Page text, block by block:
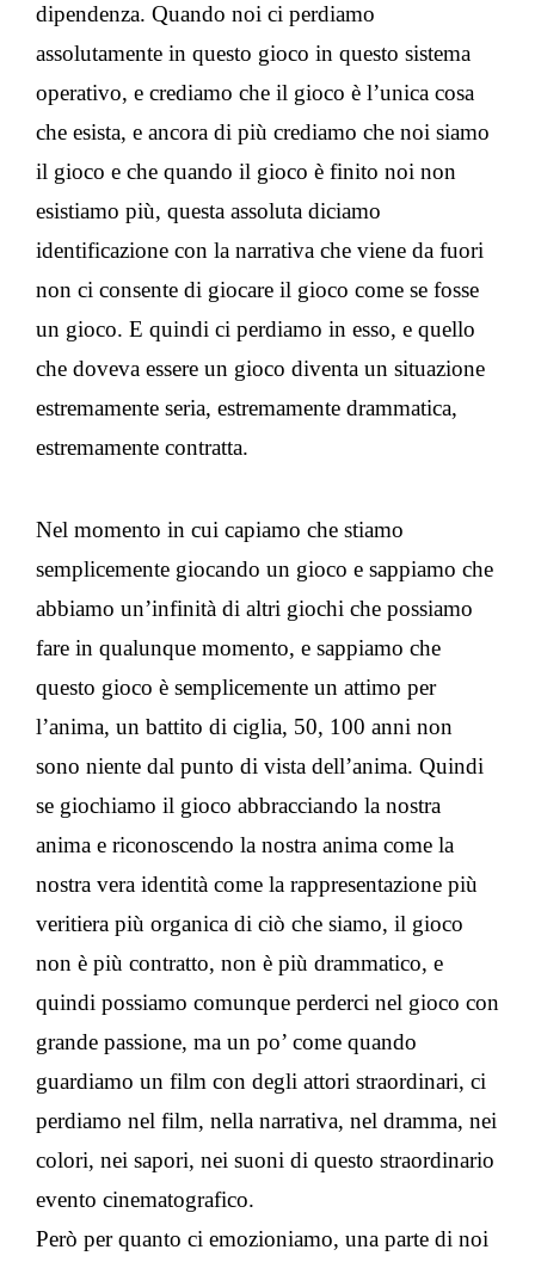
dipendenza. Quando noi ci perdiamo
assolutamente in questo gioco in questo sistema
operativo, e crediamo che il gioco è l’unica cosa
che esista, e ancora di più crediamo che noi siamo
il gioco e che quando il gioco è finito noi non
esistiamo più, questa assoluta diciamo
identificazione con la narrativa che viene da fuori
non ci consente di giocare il gioco come se fosse
un gioco. E quindi ci perdiamo in esso, e quello
che doveva essere un gioco diventa un situazione
estremamente seria, estremamente drammatica,
estremamente contratta.
Nel momento in cui capiamo che stiamo
semplicemente giocando un gioco e sappiamo che
abbiamo un’infinità di altri giochi che possiamo
fare in qualunque momento, e sappiamo che
questo gioco è semplicemente un attimo per
l’anima, un battito di ciglia, 50, 100 anni non
sono niente dal punto di vista dell’anima. Quindi
se giochiamo il gioco abbracciando la nostra
anima e riconoscendo la nostra anima come la
nostra vera identità come la rappresentazione più
veritiera più organica di ciò che siamo, il gioco
non è più contratto, non è più drammatico, e
quindi possiamo comunque perderci nel gioco con
grande passione, ma un po’ come quando
guardiamo un film con degli attori straordinari, ci
perdiamo nel film, nella narrativa, nel dramma, nei
colori, nei sapori, nei suoni di questo straordinario
evento cinematografico.
Però per quanto ci emozioniamo, una parte di noi